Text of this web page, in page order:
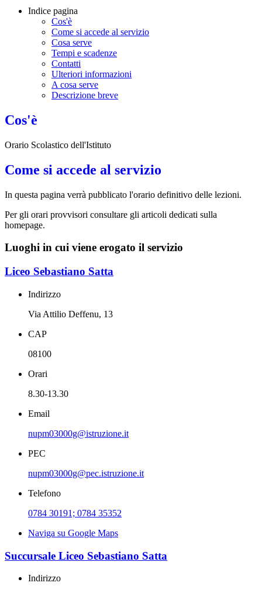
Indice pagina
Cos'è
Come si accede al servizio
Cosa serve
Tempi e scadenze
Contatti
Ulteriori informazioni
A cosa serve
Descrizione breve
Cos'è
Orario Scolastico dell'Istituto
Come si accede al servizio
In questa pagina verrà pubblicato l'orario definitivo delle lezioni.
Per gli orari provvisori consultare gli articoli dedicati sulla
homepage.
Luoghi in cui viene erogato il servizio
Liceo Sebastiano Satta
Indirizzo
Via Attilio Deffenu, 13
CAP
08100
Orari
8.30-13.30
Email
nupm03000g@istruzione.it
PEC
nupm03000g@pec.istruzione.it
Telefono
0784 30191; 0784 35352
Naviga su Google Maps
Succursale Liceo Sebastiano Satta
Indirizzo